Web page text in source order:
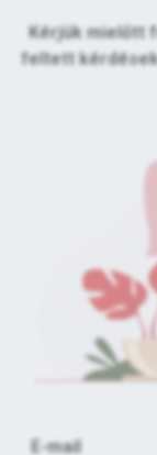
Kérjük mielőtt
feltett